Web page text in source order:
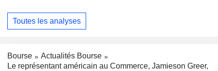
Toutes les analyses
Bourse
Actualités Bourse
Le représentant américain au Commerce, Jamieson Greer,